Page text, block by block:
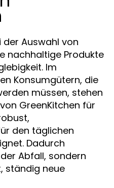
der Auswahl von
nachhaltige Produkte
Im
Konsumgütern, die
müssen, stehen
GreenKitchen für
den täglichen
Dadurch
Abfall, sondern
ständig neue